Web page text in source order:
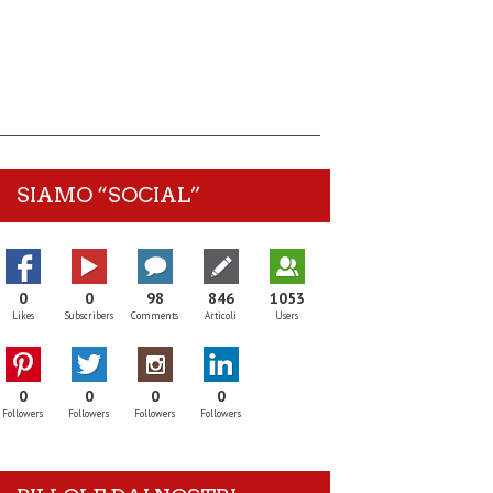
SIAMO “SOCIAL”
0
Likes
0
Subscribers
98
Comments
846
Articoli
1053
Users
0
Followers
0
Followers
0
Followers
0
Followers